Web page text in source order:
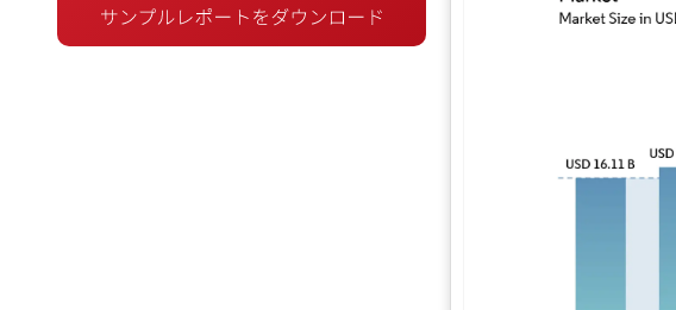
トレンドとインサイト